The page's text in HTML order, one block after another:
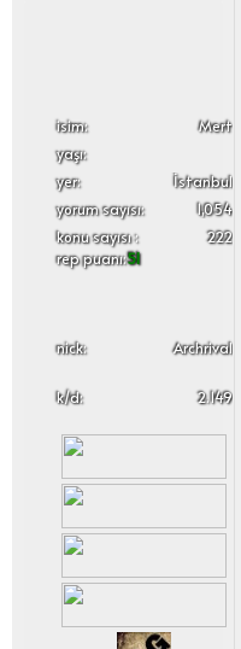
i̇sim:
Mert
yaşı:
yer:
İstanbul
yorum sayısı:
1,054
konu sayısı :
222
rep puanı:51
nick: Archrival
k/d: 2.149